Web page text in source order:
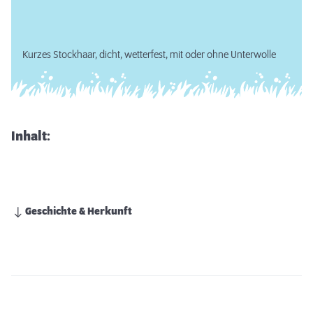
Kurzes Stockhaar, dicht, wetterfest, mit oder ohne Unterwolle
Inhalt:
Geschichte & Herkunft